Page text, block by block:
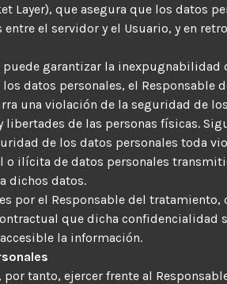
Layer), que asegura que los datos
el servidor y el Usuario, y en
garantizar la inexpugnabilidad
datos personales, el Responsable
una violación de la seguridad de
de las personas físicas.
de los datos personales toda
ilícita de datos personales
dichos datos.
por el Responsable del
que dicha confidencialidad
la información.
tanto, ejercer frente al